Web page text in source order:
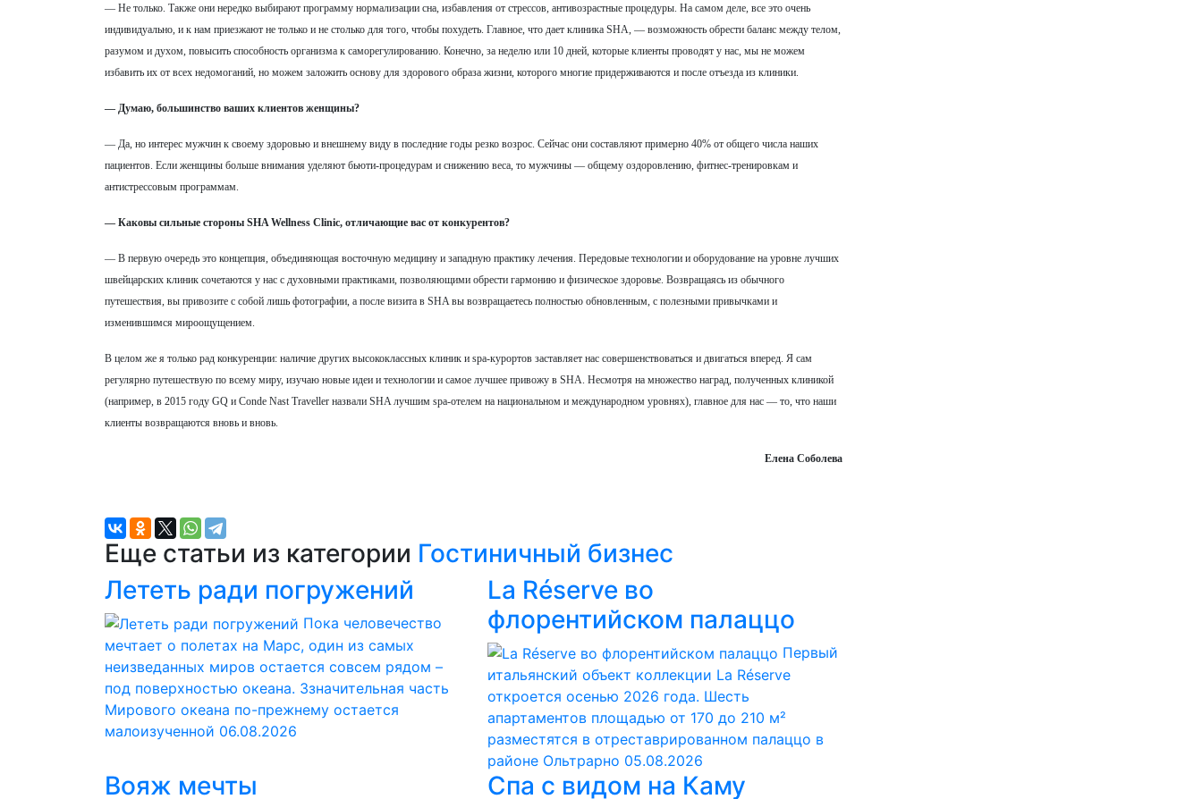
— Не только. Также они нередко выбирают программу нормализации сна, избавления от стрессов, антивозрастные процедуры. На самом деле, все это очень
индивидуально, и к нам приезжают не только и не столько для того, чтобы похудеть. Главное, что дает клиника SHA, — возможность обрести баланс между телом,
разумом и духом, повысить способность организма к саморегулированию. Конечно, за неделю или 10 дней, которые клиенты проводят у нас, мы не можем
избавить их от всех недомоганий, но можем заложить основу для здорового образа жизни, которого многие придерживаются и после отъезда из клиники.
— Думаю, большинство ваших клиентов женщины?
— Да, но интерес мужчин к своему здоровью и внешнему виду в последние годы резко возрос. Сейчас они составляют примерно 40% от общего числа наших
пациентов. Если женщины больше внимания уделяют бьюти-процедурам и снижению веса, то мужчины — общему оздоровлению, фитнес-тренировкам и
антистрессовым программам.
— Каковы сильные стороны SHA Wellness Clinic, отличающие вас от конкурентов?
— В первую очередь это концепция, объединяющая восточную медицину и западную практику лечения. Передовые технологии и оборудование на уровне лучших
швейцарских клиник сочетаются у нас с духовными практиками, позволяющими обрести гармонию и физическое здоровье. Возвращаясь из обычного
путешествия, вы привозите с собой лишь фотографии, а после визита в SHA вы возвращаетесь полностью обновленным, с полезными привычками и
изменившимся мироощущением.
В целом же я только рад конкуренции: наличие других высококлассных клиник и spa-курортов заставляет нас совершенствоваться и двигаться вперед. Я сам
регулярно путешествую по всему миру, изучаю новые идеи и технологии и самое лучшее привожу в SHA. Несмотря на множество наград, полученных клиникой
(например, в 2015 году GQ и Conde Nast Traveller назвали SHA лучшим spa-отелем на национальном и международном уровнях), главное для нас — то, что наши
клиенты возвращаются вновь и вновь.
Елена Соболева
Еще статьи из категории Гостиничный бизнес
Лететь ради погружений
Пока человечество
мечтает о полетах на Марс, один из самых
неизведанных миров остается совсем рядом –
под поверхностью океана. Ззначительная часть
Мирового океана по-прежнему остается
малоизученной 06.08.2026
La Réserve во
флорентийском палаццо
Первый
итальянский объект коллекции La Réserve
откроется осенью 2026 года. Шесть
апартаментов площадью от 170 до 210 м²
разместятся в отреставрированном палаццо в
районе Ольтрарно 05.08.2026
Вояж мечты Спа с видом на Каму